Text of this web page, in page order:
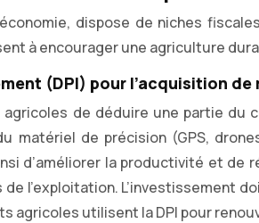
dispose de niches
à encourager une agriculture
(DPI) pour l’acquisition
agricoles de déduire une partie
matériel de précision (GPS,
d’améliorer la productivité et
l’exploitation. L’investissement
agricoles utilisent la DPI pour